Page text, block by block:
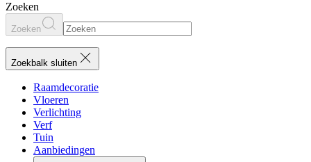
Zoeken
Zoeken
Zoekbalk sluiten
Raamdecoratie
Vloeren
Verlichting
Verf
Tuin
Aanbiedingen